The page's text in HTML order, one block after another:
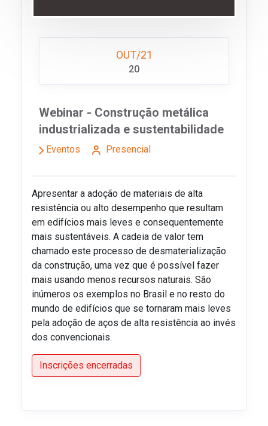
OUT/21
20
Webinar - Construção metálica
industrializada e sustentabilidade
Eventos Presencial
Apresentar a adoção de materiais de alta
resistência ou alto desempenho que resultam
em edifícios mais leves e consequentemente
mais sustentáveis. A cadeia de valor tem
chamado este processo de desmaterialização
da construção, uma vez que é possível fazer
mais usando menos recursos naturais. São
inúmeros os exemplos no Brasil e no resto do
mundo de edifícios que se tornaram mais leves
pela adoção de aços de alta resistência ao invés
dos convencionais.
Inscrições encerradas